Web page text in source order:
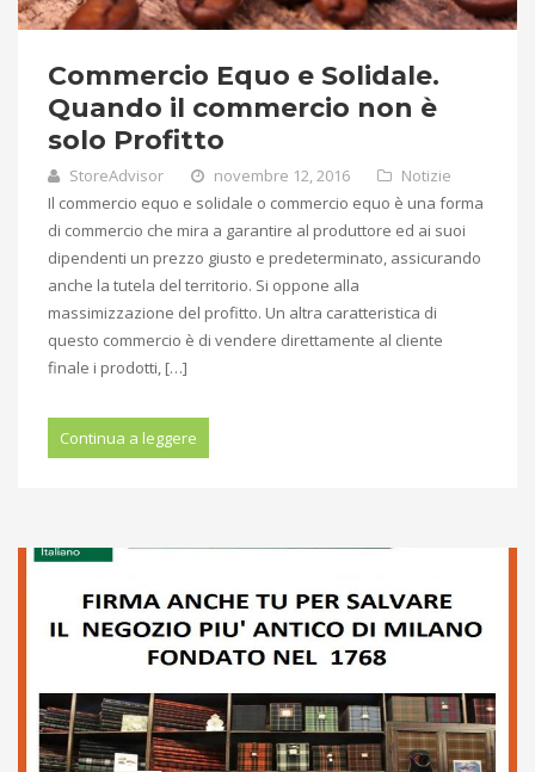
Commercio Equo e Solidale.
Quando il commercio non è
solo Profitto
StoreAdvisor novembre 12, 2016
Notizie
Il commercio equo e solidale o commercio equo è una forma
di commercio che mira a garantire al produttore ed ai suoi
dipendenti un prezzo giusto e predeterminato, assicurando
anche la tutela del territorio. Si oppone alla
massimizzazione del profitto. Un altra caratteristica di
questo commercio è di vendere direttamente al cliente
finale i prodotti, […]
Continua a leggere